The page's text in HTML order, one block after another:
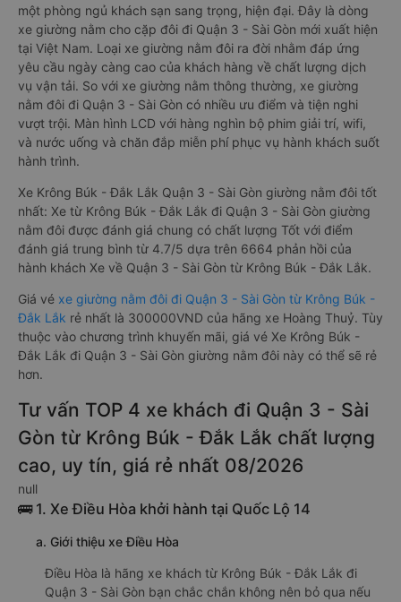
một phòng ngủ khách sạn sang trọng, hiện đại. Đây là dòng
xe giường nằm cho cặp đôi đi Quận 3 - Sài Gòn mới xuất hiện
tại Việt Nam. Loại xe giường nằm đôi ra đời nhằm đáp ứng
yêu cầu ngày càng cao của khách hàng về chất lượng dịch
vụ vận tải. So với xe giường nằm thông thường, xe giường
nằm đôi đi Quận 3 - Sài Gòn có nhiều ưu điểm và tiện nghi
vượt trội. Màn hình LCD với hàng nghìn bộ phim giải trí, wifi,
và nước uống và chăn đắp miễn phí phục vụ hành khách suốt
hành trình.
Xe Krông Búk - Đắk Lắk Quận 3 - Sài Gòn giường nằm đôi tốt
nhất: Xe từ Krông Búk - Đắk Lắk đi Quận 3 - Sài Gòn giường
nằm đôi được đánh giá chung có chất lượng Tốt với điểm
đánh giá trung bình từ 4.7/5 dựa trên 6664 phản hồi của
hành khách Xe về Quận 3 - Sài Gòn từ Krông Búk - Đắk Lắk.
Giá vé xe giường nằm đôi đi Quận 3 - Sài Gòn từ Krông Búk -
Đắk Lắk rẻ nhất là 300000VND của hãng xe Hoàng Thuỷ. Tùy
thuộc vào chương trình khuyến mãi, giá vé Xe Krông Búk -
Đắk Lắk đi Quận 3 - Sài Gòn giường nằm đôi này có thể sẽ rẻ
hơn.
Tư vấn TOP 4 xe khách đi Quận 3 - Sài
Gòn từ Krông Búk - Đắk Lắk chất lượng
cao, uy tín, giá rẻ nhất 08/2026
null
🚌 1. Xe Điều Hòa khởi hành tại Quốc Lộ 14
a. Giới thiệu xe Điều Hòa
Điều Hòa là hãng xe khách từ Krông Búk - Đắk Lắk đi
Quận 3 - Sài Gòn bạn chắc chắn không nên bỏ qua nếu